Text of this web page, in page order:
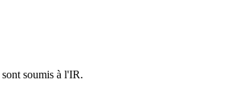
soumis à l'IR.